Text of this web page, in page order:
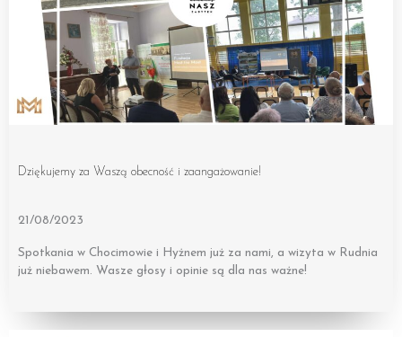
Dziękujemy za Waszą obecność i zaangażowanie!
21/08/2023
Spotkania w Chocimowie i Hyżnem już za nami, a wizyta w Rudnia
już niebawem. Wasze głosy i opinie są dla nas ważne!